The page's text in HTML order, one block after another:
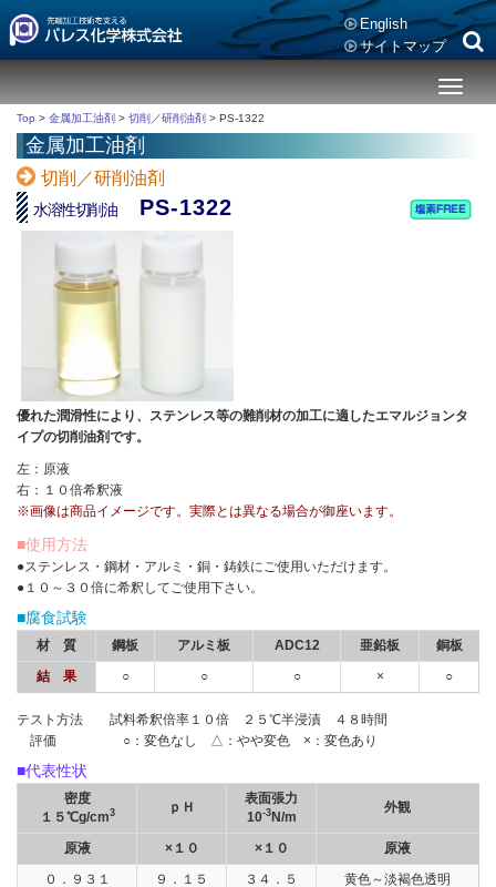
English
サイトマップ
メ
ニ
ュ
Top > 金属加工油剤 > 切削／研削油剤 > PS-1322
金属加工油剤
切削／研削油剤
水溶性切削油PS-1322
優れた潤滑性により、ステンレス等の難削材の加工に適したエマルジョンタ
イプの切削油剤です。
左：原液
右：１０倍希釈液
※画像は商品イメージです。実際とは異なる場合が御座います。
■使用方法
●ステンレス・鋼材・アルミ・銅・鋳鉄にご使用いただけます。
●１０～３０倍に希釈してご使用下さい。
■腐食試験
材 質 鋼板 アルミ板 ADC12 亜鉛板
銅板
結 果
○ ○ ○ × ○
テスト方法 試料希釈倍率１０倍 ２５℃半浸漬 ４８時間
評価 ○：変色なし △：やや変色 ×：変色あり
■代表性状
密度
１５℃g/cm3 ｐＨ
表面張力
10-3N/m
外観
原液 ×１０ ×１０
原液
０．９３１
９．１５ ３４．５ 黄色～淡褐色透明